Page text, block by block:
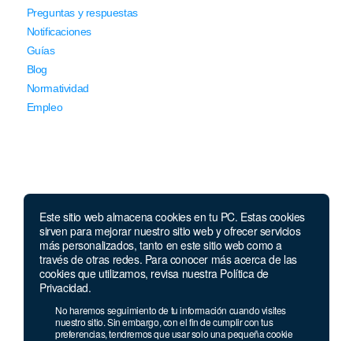
Este sitio web almacena cookies en tu PC. Estas cookies
sirven para mejorar nuestro sitio web y ofrecer servicios
más personalizados, tanto en este sitio web como a
través de otras redes. Para conocer más acerca de las
cookies que utilizamos, revisa nuestra Política de
Privacidad.
No haremos seguimiento de tu información cuando visites
nuestro sitio. Sin embargo, con el fin de cumplir con tus
preferencias, tendremos que usar solo una pequeña cookie
Preguntas y respuestas
Notificaciones
Guías
Blog
Normatividad
Empleo
Llámanos
Lunes a jueves de 7 a.m.
a 5:00 p.m. Viernes de
7 a.m. a 4 p.m. Sábados de 8 a.m. a 2 p.m.
Celular y Whatsapp:333 033 40 39